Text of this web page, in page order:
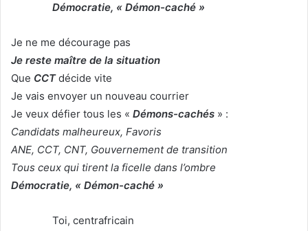
Démocratie, « Démon-caché »
Je ne me décourage pas
Je reste maître de la situation
Que CCTdécide vite
Je vais envoyer un nouveau courrier
Je veux défier tous les « Démons-cachés » :
Candidats malheureux, Favoris
ANE, CCT, CNT, Gouvernement de transition
Tous ceux qui tirent la ficelle dans l’ombre
Démocratie, « Démon-caché »
Toi, centrafricain